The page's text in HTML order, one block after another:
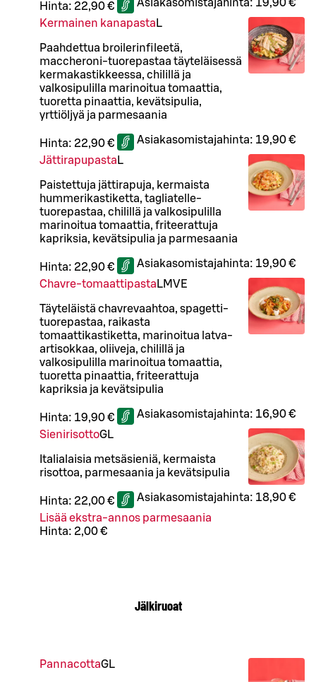
Hinta: 22,90 € Asiakasomistajahinta: 19,90 €
Kermainen kanapasta L
Paahdettua broilerinfileetä,
maccheroni-tuorepastaa täyteläisessä
kermakastikkeessa, chilillä ja
valkosipulilla marinoitua tomaattia,
tuoretta pinaattia, kevätsipulia,
yrttiöljyä ja parmesaania
Hinta: 22,90 € Asiakasomistajahinta: 19,90 €
Jättirapupasta L
Paistettuja jättirapuja, kermaista
hummerikastiketta, tagliatelle-
tuorepastaa, chilillä ja valkosipulilla
marinoitua tomaattia, friteerattuja
kapriksia, kevätsipulia ja parmesaania
Hinta: 22,90 € Asiakasomistajahinta: 19,90 €
Chavre-tomaattipasta LMVE
Täyteläistä chavrevaahtoa, spagetti-
tuorepastaa, raikasta
tomaattikastiketta, marinoitua latva-
artisokkaa, oliiveja, chilillä ja
valkosipulilla marinoitua tomaattia,
tuoretta pinaattia, friteerattuja
kapriksia ja kevätsipulia
Hinta: 19,90 € Asiakasomistajahinta: 16,90 €
SienirisottoGL
Italialaisia metsäsieniä, kermaista
risottoa, parmesaania ja kevätsipulia
Hinta: 22,00 € Asiakasomistajahinta: 18,90 €
Lisää ekstra-annos parmesaania
Hinta: 2,00 €
Jälkiruoat
PannacottaGL